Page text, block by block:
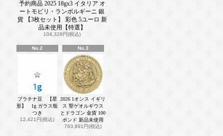
予約商品 2025 18gx3 イタリア オ
ートモビリ・ランボルギーニ 銀
貨 【3枚セット】 彩色 5ユーロ 新
品未使用【特選】
104,328円(税込)
No.2
プラチナ豆 【星
形】 1g ガラス瓶
つき
12,421円(税込)
No.3
2026 1オンス イギリ
ス 聖ゲオルギウス
とドラゴン 金貨 100
ポンド 新品未使用
783,891円(税込)